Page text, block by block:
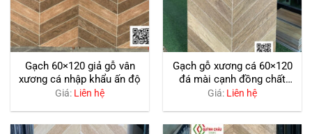
Gạch 60×120 giả gỗ vân
xương cá nhập khẩu ấn độ
Giá: Liên hệ
Gạch gỗ xương cá 60×120
đá mài cạnh đồng chất
bền đẹp
Giá: Liên hệ